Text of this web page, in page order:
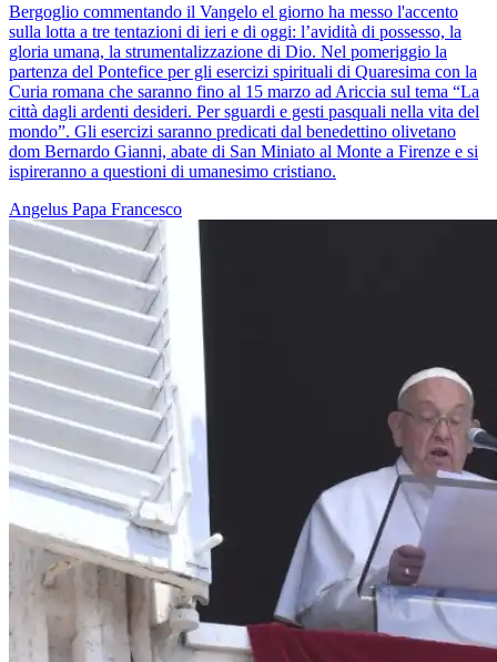
Bergoglio commentando il Vangelo el giorno ha messo l'accento
sulla lotta a tre tentazioni di ieri e di oggi: l’avidità di possesso, la
gloria umana, la strumentalizzazione di Dio. Nel pomeriggio la
partenza del Pontefice per gli esercizi spirituali di Quaresima con la
Curia romana che saranno fino al 15 marzo ad Ariccia sul tema “La
città dagli ardenti desideri. Per sguardi e gesti pasquali nella vita del
mondo”. Gli esercizi saranno predicati dal benedettino olivetano
dom Bernardo Gianni, abate di San Miniato al Monte a Firenze e si
ispireranno a questioni di umanesimo cristiano.
Angelus Papa Francesco